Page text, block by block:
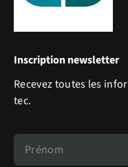
Inscription newsletter
Recevez toutes les
tec.